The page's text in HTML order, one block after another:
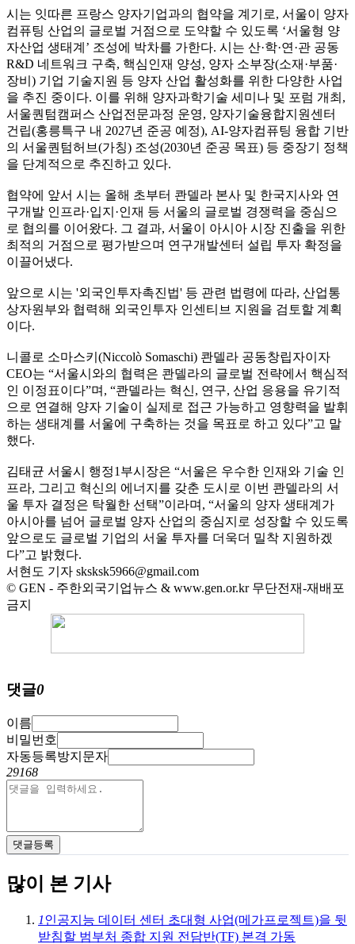
시는 잇따른 프랑스 양자기업과의 협약을 계기로, 서울이 양자
컴퓨팅 산업의 글로벌 거점으로 도약할 수 있도록 ‘서울형 양
자산업 생태계’ 조성에 박차를 가한다. 시는 산·학·연·관 공동
R&D 네트워크 구축, 핵심인재 양성, 양자 소부장(소재·부품·
장비) 기업 기술지원 등 양자 산업 활성화를 위한 다양한 사업
을 추진 중이다. 이를 위해 양자과학기술 세미나 및 포럼 개최,
서울퀀텀캠퍼스 산업전문과정 운영, 양자기술융합지원센터
건립(홍릉특구 내 2027년 준공 예정), AI-양자컴퓨팅 융합 기반
의 서울퀀텀허브(가칭) 조성(2030년 준공 목표) 등 중장기 정책
을 단계적으로 추진하고 있다.
협약에 앞서 시는 올해 초부터 콴델라 본사 및 한국지사와 연
구개발 인프라·입지·인재 등 서울의 글로벌 경쟁력을 중심으
로 협의를 이어왔다. 그 결과, 서울이 아시아 시장 진출을 위한
최적의 거점으로 평가받으며 연구개발센터 설립 투자 확정을
이끌어냈다.
앞으로 시는 '외국인투자촉진법' 등 관련 법령에 따라, 산업통
상자원부와 협력해 외국인투자 인센티브 지원을 검토할 계획
이다.
니콜로 소마스키(Niccolò Somaschi) 콴델라 공동창립자이자
CEO는 “서울시와의 협력은 콴델라의 글로벌 전략에서 핵심적
인 이정표이다”며, “콴델라는 혁신, 연구, 산업 응용을 유기적
으로 연결해 양자 기술이 실제로 접근 가능하고 영향력을 발휘
하는 생태계를 서울에 구축하는 것을 목표로 하고 있다”고 말
했다.
김태균 서울시 행정1부시장은 “서울은 우수한 인재와 기술 인
프라, 그리고 혁신의 에너지를 갖춘 도시로 이번 콴델라의 서
울 투자 결정은 탁월한 선택”이라며, “서울의 양자 생태계가
아시아를 넘어 글로벌 양자 산업의 중심지로 성장할 수 있도록
앞으로도 글로벌 기업의 서울 투자를 더욱더 밀착 지원하겠
다”고 밝혔다.
서현도 기자 sksksk5966@gmail.com
© GEN - 주한외국기업뉴스 & www.gen.or.kr 무단전재-재배포
금지
댓글0
이름
비밀번호
자동등록방지문자
29168
댓글등록
많이 본 기사
1인공지능 데이터 센터 초대형 사업(메가프로젝트)을 뒷
받침할 범부처 종합 지원 전담반(TF) 본격 가동